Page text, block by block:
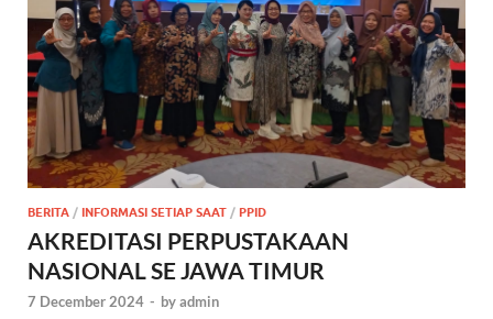
BERITA / INFORMASI SETIAP SAAT / PPID
AKREDITASI PERPUSTAKAAN
NASIONAL SE JAWA TIMUR
7 December 2024 - byadmin